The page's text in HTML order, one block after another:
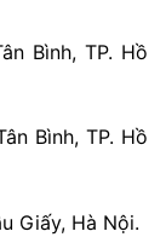
Bình, TP. Hồ
Bình, TP. Hồ
Giấy, Hà Nội.